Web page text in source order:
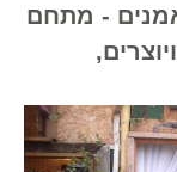
- מתחם